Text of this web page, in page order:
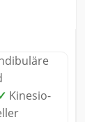
Kinesio-